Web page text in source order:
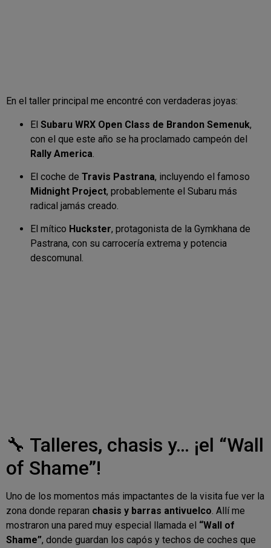
En el taller principal me encontré con verdaderas joyas:
El Subaru WRX Open Class de Brandon Semenuk,
con el que este año se ha proclamado campeón del
Rally America
El coche de Travis Pastrana, incluyendo el famoso
Midnight Project, probablemente el Subaru más
radical jamás creado.
El mítico Huckster, protagonista de la Gymkhana de
Pastrana, con su carrocería extrema y potencia
descomunal.
🔧 Talleres, chasis y… ¡el “Wall
of Shame”!
Uno de los momentos más impactantes de la visita fue ver la
zona donde reparan chasis y barras antivuelco. Allí me
mostraron una pared muy especial llamada el “Wall of
Shame”, donde guardan los capós y techos de coches que